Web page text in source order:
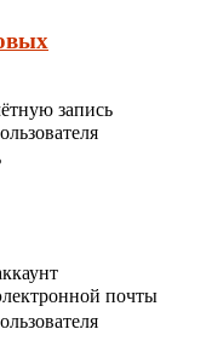
запись
почты